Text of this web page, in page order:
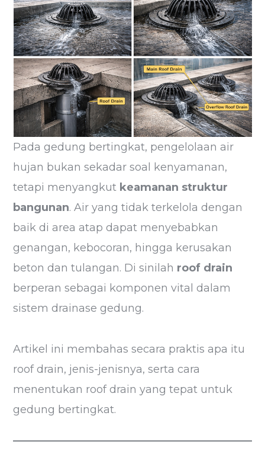
Pada gedung bertingkat, pengelolaan air
hujan bukan sekadar soal kenyamanan,
tetapi menyangkut keamanan struktur
bangunan. Air yang tidak terkelola dengan
baik di area atap dapat menyebabkan
genangan, kebocoran, hingga kerusakan
beton dan tulangan. Di sinilah roof drain
berperan sebagai komponen vital dalam
sistem drainase gedung.
Artikel ini membahas secara praktis apa itu
roof drain, jenis-jenisnya, serta cara
menentukan roof drain yang tepat untuk
gedung bertingkat.